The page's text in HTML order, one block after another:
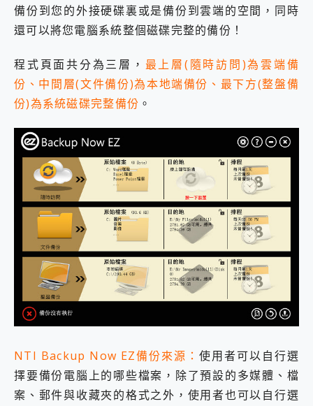
備份到您的外接硬碟裏或是備份到雲端的空間，同時
還可以將您電腦系統整個磁碟完整的備份！
程式頁面共分為三層， 最上層(隨時訪問)為雲端備
份、中間層(文件備份)為本地端備份、最下方(整盤備
份)為系統磁碟完整備份 。
NTI Backup Now EZ備份來源：使用者可以自行選
擇要備份電腦上的哪些檔案，除了預設的多媒體、檔
案、郵件與收藏夾的格式之外，使用者也可以自行選